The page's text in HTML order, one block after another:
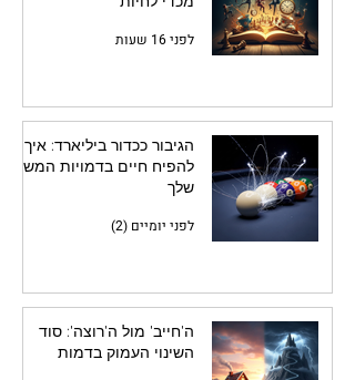
לפני 16 שעות
הגיבור ככדור ביליארד: איך
להפיח חיים בדמויות המשנה
שלך
לפני יומיים (2)
ה'חייב' מול ה'רוצה': סוד
השינוי העמוק בדמות